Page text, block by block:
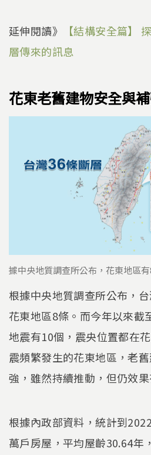
延伸閱讀》
【結構安全篇】
層傳來的訊息
花東老舊建物安全與
據中央地質調查所公布，花東地區
根據中央地質調查所公布，
花東地區8條。而今年以來截
地震有10個，震央位置都在
震頻繁發生的花東地區，老
強，雖然持續推動，但仍效果
根據內政部資料，統計到
萬戶房屋，平均屋齡30.64年